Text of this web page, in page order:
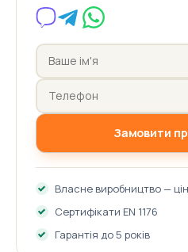
Замовити
Власне виробництво —
Сертифікати EN 1176
Гарантія до 5 років